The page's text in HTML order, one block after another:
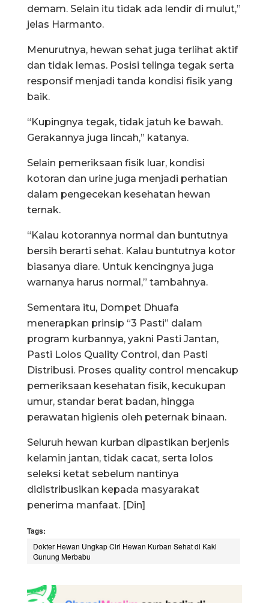
demam. Selain itu tidak ada lendir di mulut,”
jelas Harmanto.
Menurutnya, hewan sehat juga terlihat aktif
dan tidak lemas. Posisi telinga tegak serta
responsif menjadi tanda kondisi fisik yang
baik.
“Kupingnya tegak, tidak jatuh ke bawah.
Gerakannya juga lincah,” katanya.
Selain pemeriksaan fisik luar, kondisi
kotoran dan urine juga menjadi perhatian
dalam pengecekan kesehatan hewan
ternak.
“Kalau kotorannya normal dan buntutnya
bersih berarti sehat. Kalau buntutnya kotor
biasanya diare. Untuk kencingnya juga
warnanya harus normal,” tambahnya.
Sementara itu, Dompet Dhuafa
menerapkan prinsip “3 Pasti” dalam
program kurbannya, yakni Pasti Jantan,
Pasti Lolos Quality Control, dan Pasti
Distribusi. Proses quality control mencakup
pemeriksaan kesehatan fisik, kecukupan
umur, standar berat badan, hingga
perawatan higienis oleh peternak binaan.
Seluruh hewan kurban dipastikan berjenis
kelamin jantan, tidak cacat, serta lolos
seleksi ketat sebelum nantinya
didistribusikan kepada masyarakat
penerima manfaat. [Din]
Tags:
Dokter Hewan Ungkap Ciri Hewan Kurban Sehat di Kaki
Gunung Merbabu